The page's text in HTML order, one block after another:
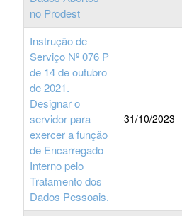
no Prodest
Instrução de
Serviço Nº 076 P
de 14 de outubro
de 2021.
Designar o
servidor para
exercer a função
de Encarregado
Interno pelo
Tratamento dos
Dados Pessoais.
31/10/2023